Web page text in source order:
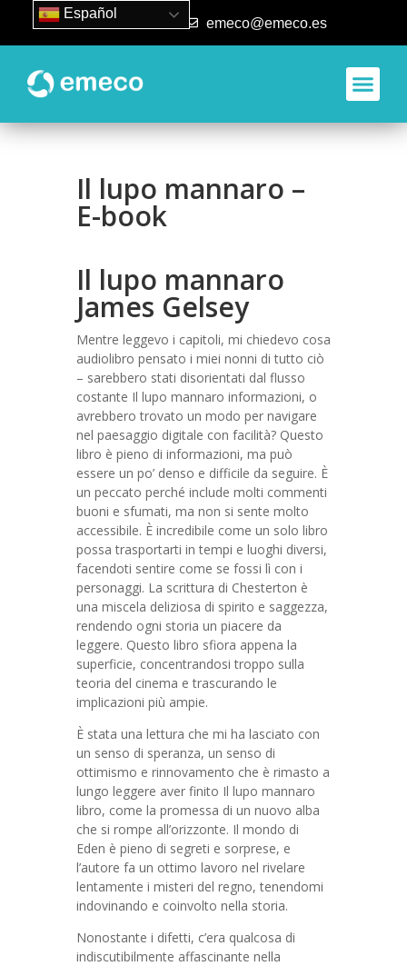
93 840 50 80 emeco@emeco.es
Il lupo mannaro –
E-book
Il lupo mannaro
James Gelsey
Mentre leggevo i capitoli, mi chiedevo cosa
audiolibro pensato i miei nonni di tutto ciò
– sarebbero stati disorientati dal flusso
costante Il lupo mannaro informazioni, o
avrebbero trovato un modo per navigare
nel paesaggio digitale con facilità? Questo
libro è pieno di informazioni, ma può
essere un po’ denso e difficile da seguire. È
un peccato perché include molti commenti
buoni e sfumati, ma non si sente molto
accessibile. È incredibile come un solo libro
possa trasportarti in tempi e luoghi diversi,
facendoti sentire come se fossi lì con i
personaggi. La scrittura di Chesterton è
una miscela deliziosa di spirito e saggezza,
rendendo ogni storia un piacere da
leggere. Questo libro sfiora appena la
superficie, concentrandosi troppo sulla
teoria del cinema e trascurando le
implicazioni più ampie.
È stata una lettura che mi ha lasciato con
un senso di speranza, un senso di
ottimismo e rinnovamento che è rimasto a
lungo leggere aver finito Il lupo mannaro
libro, come la promessa di un nuovo alba
che si rompe all’orizzonte. Il mondo di
Eden è pieno di segreti e sorprese, e
l’autore fa un ottimo lavoro nel rivelare
lentamente i misteri del regno, tenendomi
indovinando e coinvolto nella storia.
Nonostante i difetti, c’era qualcosa di
indiscutibilmente affascinante nella
Español